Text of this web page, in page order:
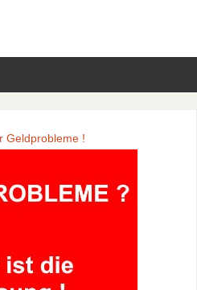
Geldprobleme !